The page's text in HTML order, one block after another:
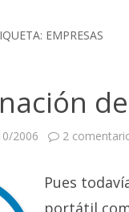
EMPRESAS
2006 2
Pues
portátil